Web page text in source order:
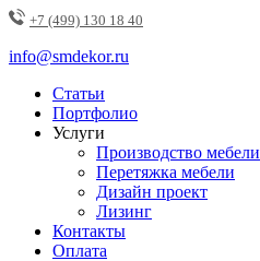
+7 (499) 130 18 40
info@smdekor.ru
Статьи
Портфолио
Услуги
Производство мебели
Перетяжка мебели
Дизайн проект
Лизинг
Контакты
Оплата